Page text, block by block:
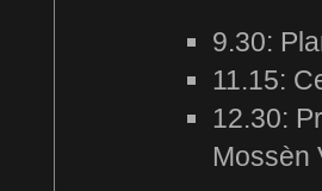
9.30:
11.15:
12.30:
Mossèn